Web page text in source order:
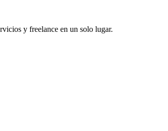
y freelance en un solo lugar.